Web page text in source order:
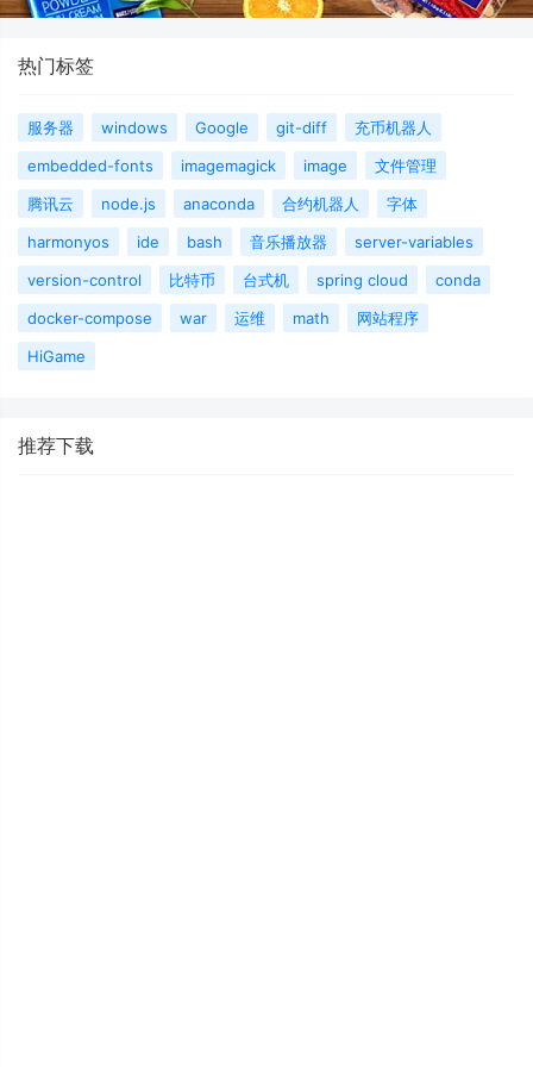
热门标签
服务器 windows Google git-diff
充币机器人
embedded-fonts
imagemagick image
文件管理
腾讯云
node.js anaconda 合约机器人
字体
harmonyos
ide bash 音乐播放器
server-variables
version-control
比特币 台式机 spring cloud
conda
docker-compose
war 运维 math
网站程序
HiGame
推荐下载